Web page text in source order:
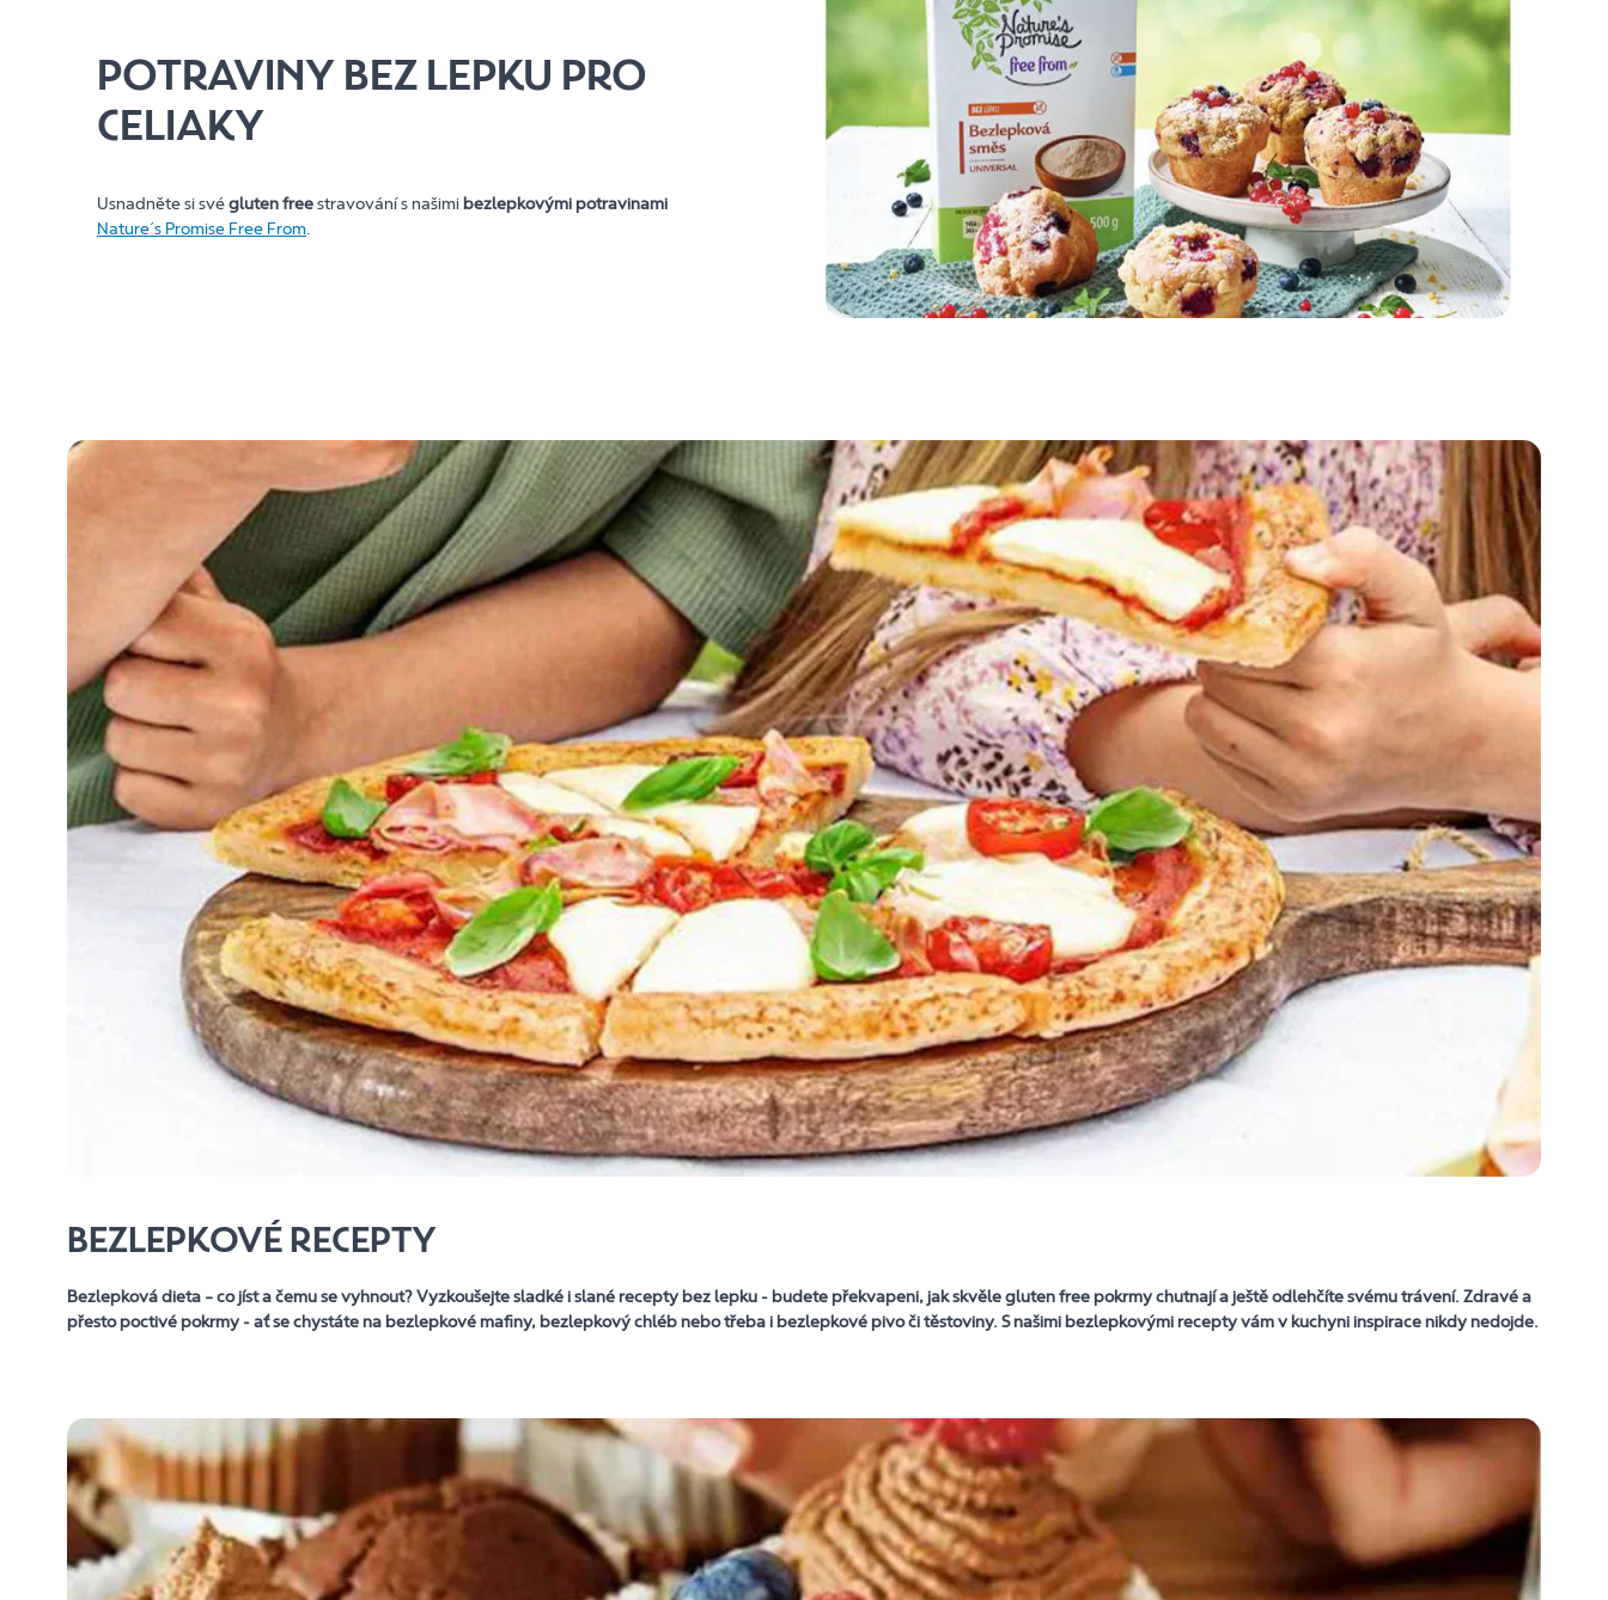
POTRAVINY BEZ LEPKU PRO
CELIAKY
Usnadněte si svégluten freestravování s našimi bezlepkovými potravinami
Nature´s Promise Free From.
BEZLEPKOVÉ RECEPTY
Bezlepková dieta – co jíst a čemu se vyhnout? Vyzkoušejte sladké i slané recepty bez lepku - budete překvapeni, jak skvěle gluten free pokrmy chutnají a ještě odlehčíte svému trávení. Zdravé a
přesto poctivé pokrmy - ať se chystáte na bezlepkové mafiny, bezlepkový chléb nebo třeba i bezlepkové pivo či těstoviny. S našimi bezlepkovými recepty vám v kuchyni inspirace nikdy nedojde.